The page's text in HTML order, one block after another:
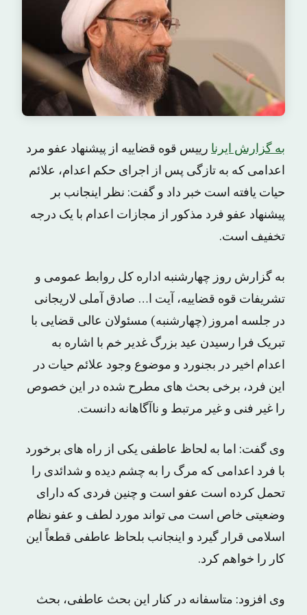
به گزارش ایرنا رییس قوه قضاییه از پیشنهاد عفو مرد
اعدامی که به تازگی پس از اجرای حکم اعدام، علائم
حیات یافته است خبر داد و گفت: نظر اینجانب بر
پیشنهاد عفو فرد مذکور از مجازات اعدام با یک درجه
تخفیف است.
به گزارش روز چهارشنبه اداره کل روابط عمومی و
تشریفات قوه قضاییه، آیت ا… صادق آملی لاریجانی
در جلسه امروز (چهارشنبه) مسئولان عالی قضایی با
تبریک فرا رسیدن عید بزرگ غدیر خم با اشاره به
اعدام اخیر در بجنورد و موضوع وجود علائم حیات در
این فرد، برخی بحث های مطرح شده در این خصوص
را غیر فنی و غیر مرتبط و ناآگاهانه دانست.
وی گفت: اما به لحاظ عاطفی یکی از راه های برخورد
با فرد اعدامی که مرگ را به چشم دیده و شدائدی را
تحمل کرده است عفو است و چنین فردی که دارای
وضعیتی خاص است می تواند مورد لطف و عفو نظام
اسلامی قرار گیرد و اینجانب بلحاظ عاطفی قطعاً این
کار را خواهم کرد.
وی افزود: متاسفانه در کنار این بحث عاطفی، بحث